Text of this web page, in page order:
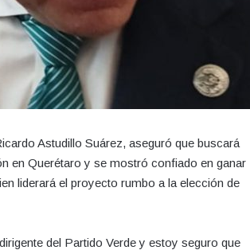
Astudillo Suárez, aseguró que buscará
en Querétaro y se mostró confiado en ganar
liderará el proyecto rumbo a la elección de
del Partido Verde y estoy seguro que